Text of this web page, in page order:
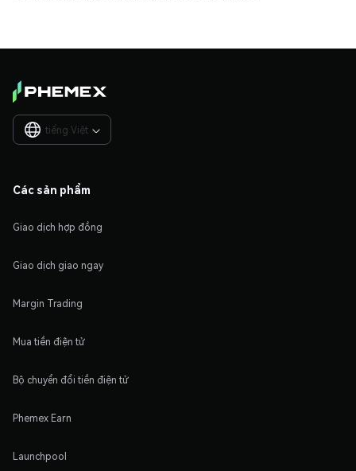
tiếng Việt 
Các sản phẩm
Giao dịch hợp đồng
Giao dịch giao ngay
Margin Trading
Mua tiền điện tử
Bộ chuyển đổi tiền điện tử
Phemex Earn
Launchpool